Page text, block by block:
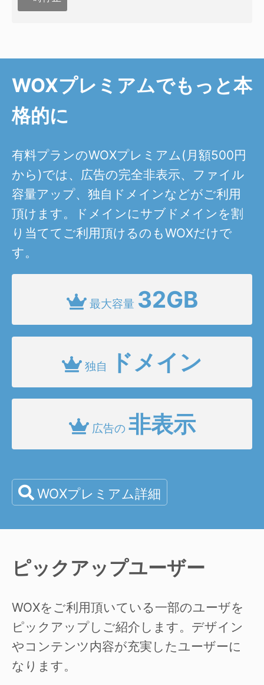
WOXプレミアムでもっと本
格的に
有料プランのWOXプレミアム(月額500円
から)では、広告の完全非表示、ファイル
容量アップ、独自ドメインなどがご利用
頂けます。ドメインにサブドメインを割
り当ててご利用頂けるのもWOXだけで
す。
最大容量 32GB
独自 ドメイン
広告の 非表示
WOXプレミアム詳細
ピックアップユーザー
WOXをご利用頂いている一部のユーザを
ピックアップしご紹介します。デザイン
やコンテンツ内容が充実したユーザーに
なります。